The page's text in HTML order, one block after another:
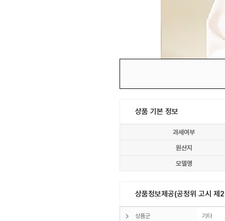
상품 기본 정보
과세여부
원산지
모델명
상품정보제공(공정위 고시
상품군 기타